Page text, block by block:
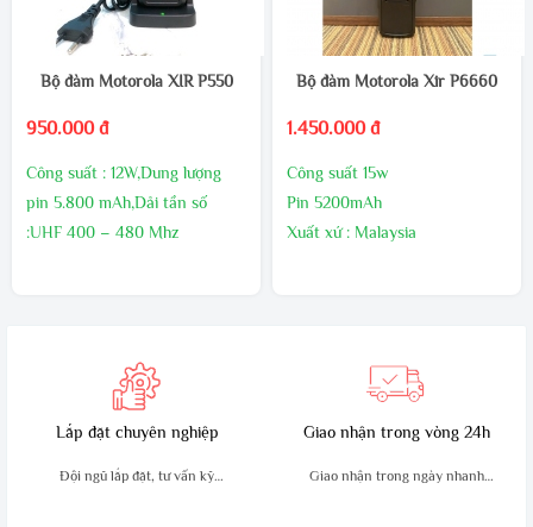
và Pin sạc.
Bộ đàm Motorola XIR P550
950.000 đ
Công suất : 12W,Dung lượng
pin 5.800 mAh,Dải tần số
:UHF 400 – 480 Mhz
Bảo hành24 tháng
Bộ đàm Motorola Xir P6660
1.450.000 đ
Công suất 15w
Pin 5200mAh
Xuất xứ : Malaysia
Lắp đặt chuyên nghiệp
Đội ngũ lắp đặt, tư vấn kỹ
Giao nhận trong vòng 24h
Giao nhận trong ngày nhanh